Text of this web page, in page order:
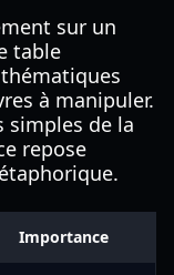
sur un
table
à manipuler.
simples de la
repose
Importance